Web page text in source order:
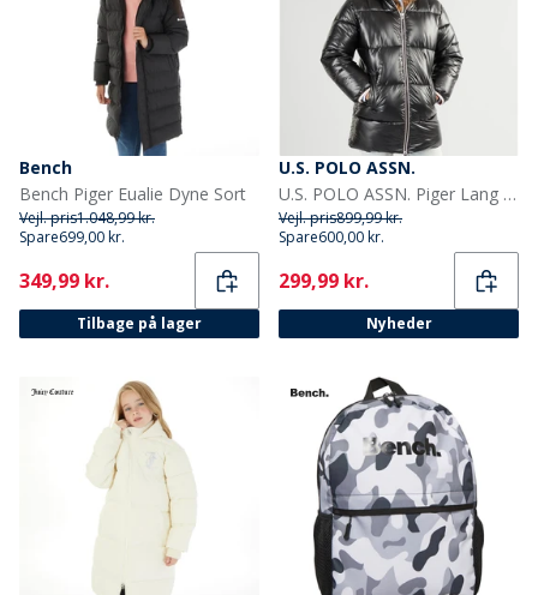
Bench
Bench Piger Eualie Dyne Sort
Vejl. pris1.048,99 kr.
Spare699,00 kr.
Current
349,99 kr.
Tilbage på lager
U.S. POLO ASSN.
U.S. POLO ASSN. Piger Lang Vatteret Jakke Sort
Vejl. pris899,99 kr.
Spare600,00 kr.
Current
299,99 kr.
Nyheder